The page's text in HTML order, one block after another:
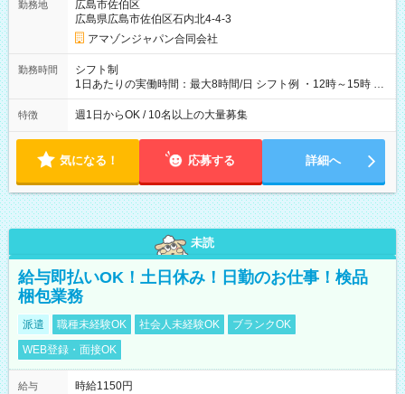
勤務地
広島市佐伯区
広島県広島市佐伯区石内北4-4-3
アマゾンジャパン合同会社
勤務時間
シフト制
1日あたりの実働時間：最大8時間/日 シフト例 ・12時～15時 入
社後、就業可能シフトをご確認の上、申請してください。
特徴 週1日からOK / 10名以上の大量募集
気になる！ 応募する 詳細へ
未読
給与即払いOK！土日休み！日勤のお仕事！検品
梱包業務
派遣 職種未経験OK 社会人未経験OK
ブランクOK
WEB登録・面接OK
給与
時給1150円